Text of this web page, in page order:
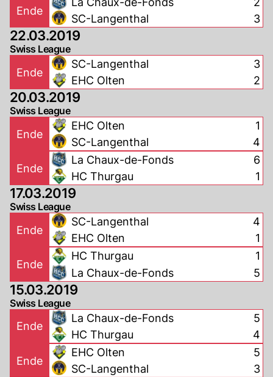
Ende
SC-Langenthal
3
22.03.2019
Swiss League
Ende
SC-Langenthal
EHC Olten
3
2
20.03.2019
Swiss League
Ende
EHC Olten
SC-Langenthal
1
4
Ende
La Chaux-de-Fonds
HC Thurgau
6
1
17.03.2019
Swiss League
Ende
SC-Langenthal
EHC Olten
4
1
Ende
HC Thurgau
La Chaux-de-Fonds
1
5
15.03.2019
Swiss League
Ende
La Chaux-de-Fonds
HC Thurgau
5
4
Ende
EHC Olten
SC-Langenthal
5
3